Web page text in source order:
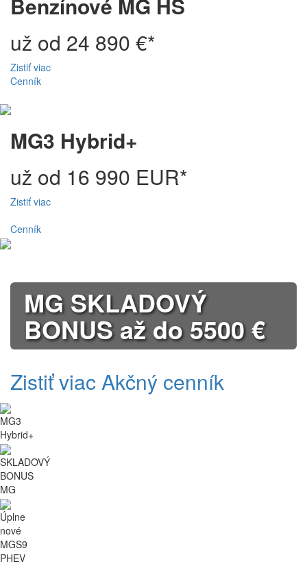
už od 24 890 €*
Zistiť viac
Cenník
MG3 Hybrid+
už od 16 990 EUR*
Zistiť viac
Cenník
MG SKLADOVÝ
BONUS až do 5500 €
Zistiť viacAkčný cenník
MG3
Hybrid+
SKLADOVÝ
BONUS
MG
Úplne
nové
MGS9
PHEV